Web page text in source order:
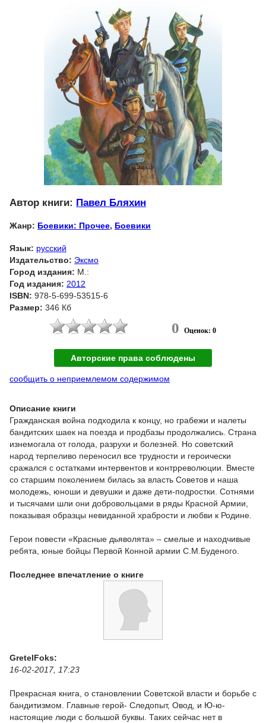
Автор книги: Павел Бляхин
Жанр: Боевики: Прочее, Боевики
Язык: русский
Издательство: Эксмо
Город издания: М.:
Год издания: 2012
ISBN: 978-5-699-53515-6
Размер: 346 Кб
0 Оценок: 0
Авторские права соблюдены
сообщить о неприемлемом содержимом
Описание книги
Гражданская война подходила к концу, но грабежи и налеты
бандитских шаек на поезда и продбазы продолжались. Страна
изнемогала от голода, разрухи и болезней. Но советский
народ терпеливо переносил все трудности и героически
сражался с остатками интервентов и контрреволюции. Вместе
со старшим поколением билась за власть Советов и наша
молодежь, юноши и девушки и даже дети-подростки. Сотнями
и тысячами шли они добровольцами в ряды Красной Армии,
показывая образцы невиданной храбрости и любви к Родине.
Герои повести «Красные дьяволята» – смелые и находчивые
ребята, юные бойцы Первой Конной армии С.М.Буденого.
Последнее впечатление о книге
GretelFoks:
16-02-2017, 17:23
Прекрасная книга, о становлении Советской власти и борьбе с
бандитизмом. Главные герой- Следопыт, Овод, и Ю-ю-
настоящие люди с большой буквы. Таких сейчас нет в